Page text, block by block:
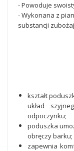
- Powoduje
- Wykonana z
substancji
kształt
układ
odpoczynku;
poduszka
obręczy barku;
zapewnia